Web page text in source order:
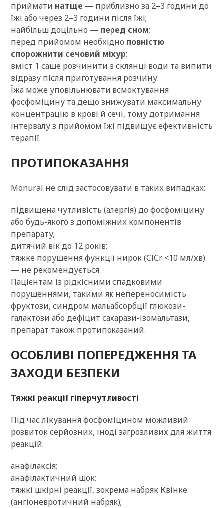
приймати натще — приблизно за 2–3 години до
їжі або через 2–3 години після їжі;
найбільш доцільно — перед сном;
перед прийомом необхідно повністю
спорожнити сечовий міхур;
вміст 1 саше розчинити в склянці води та випити
відразу після приготування розчину.
Їжа може уповільнювати всмоктування
фосфоміцину та дещо знижувати максимальну
концентрацію в крові й сечі, тому дотримання
інтервалу з прийомом їжі підвищує ефективність
терапії.
ПРОТИПОКАЗАННЯ
Monural не слід застосовувати в таких випадках:
підвищена чутливість (алергія) до фосфоміцину
або будь-якого з допоміжних компонентів
препарату;
дитячий вік до 12 років;
тяжке порушення функції нирок (ClCr <10 мл/хв)
— не рекомендується.
Пацієнтам із рідкісними спадковими
порушеннями, такими як непереносимість
фруктози, синдром мальабсорбції глюкози-
галактози або дефіцит сахарази-ізомальтази,
препарат також протипоказаний.
ОСОБЛИВІ ПОПЕРЕДЖЕННЯ ТА
ЗАХОДИ БЕЗПЕКИ
Тяжкі реакції гіперчутливості
Під час лікування фосфоміцином можливий
розвиток серйозних, іноді загрозливих для життя
реакцій:
анафілаксія;
анафілактичний шок;
тяжкі шкірні реакції, зокрема набряк Квінке
(ангіоневротичний набряк);